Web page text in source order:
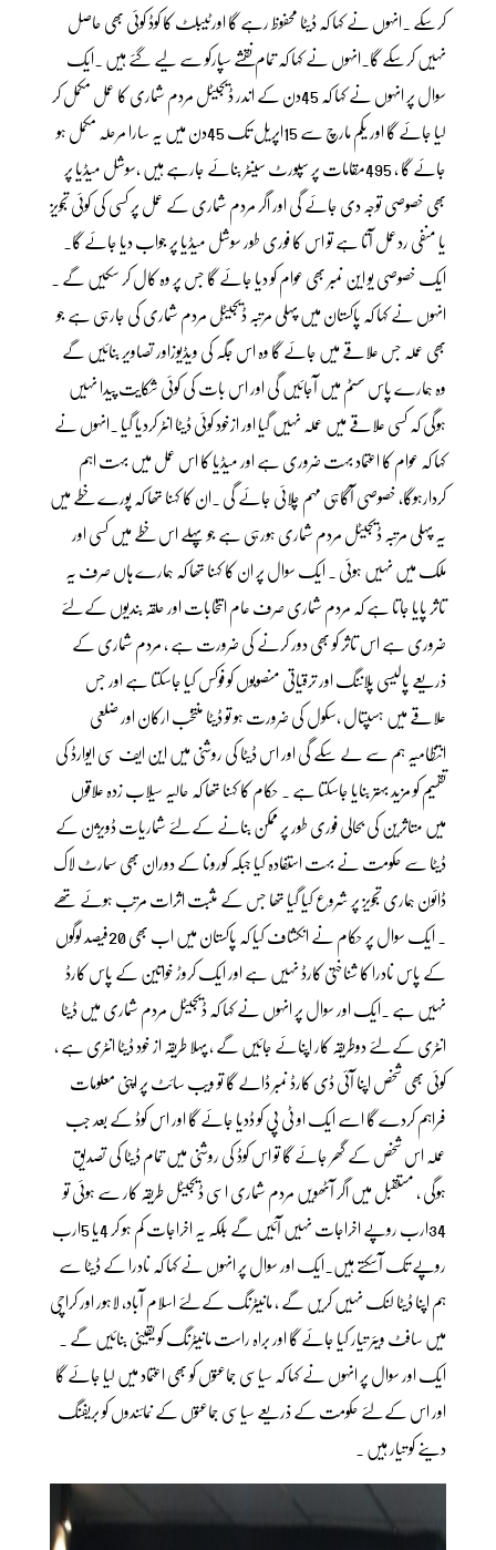
کرسکے ۔انہوں نے کہا کہ ڈیٹا محفوظ رہے گا اورٹیبلٹ کا کوڈ کوئی بھی حاصل
نہیں کرسکے گا۔انہوں نے کہا کہ تمام نقشے سپارکو سے لیے گئے ہیں ۔ایک
سوال پر انہوں نے کہا کہ 45دن کے اندر ڈیجیٹل مردم شماری کا عمل مکمل کر
لیا جائے گا اور یکم مارچ سے 15اپریل تک 45دن میں یہ سارا مرحلہ مکمل ہو
جائے گا ، 495مقامات پر سپورٹ سینٹر بنائے جارہے ہیں ،سوشل میڈیا پر
بھی خصوصی توجہ دی جائے گی اور اگر مردم شماری کے عمل پر کسی کی کوئی تجویز
یا منفی ردعمل آتا ہے تو اس کا فوری طور سوشل میڈیا پر جواب دیا جائے گا۔
ایک خصوصی یو این نمبر بھی عوام کو دیا جائے گا جس پر وہ کال کر سکیں گے ۔
انہوں نے کہا کہ پاکستان میں پہلی مرتبہ ڈیجیٹؒل مردم شماری کی جارہی ہے جو
بھی عملہ جس علاقے میں جائے گا وہ اس جگہ کی ویڈیوزاور تصاویر بنائیں گے
وہ ہمارے پاس سسٹم میں آجائیں گی اور اس بات کی کوئی شکایت پیدا نہیں
ہوگی کہ کسی علاقے میں عملہ نہیں گیا اور ازخود کوئی ڈیٹا انٹر کردیا گیا ۔انہوں نے
کہا کہ عوام کا اعتماد بہت ضروری ہے اور میڈیا کا اس عمل میں بہت اہم
کردارہوگا، خصوصی آگاہی مہم چلائی جائے گی ۔ان کا کہنا تھا کہ پورے خطے میں
یہ پہلی مرتبہ ڈیجیٹل مردم شماری ہورہی ہے جو پہلے اس خطے میں کسی اور
ملک میں نہیں ہوئی ۔ ایک سوال پر ان کا کہنا تھا کہ ہمارے ہاں صرف یہ
تاثر پایا جاتا ہے کہ مردم شماری صرف عام انتخابات اور حلقہ بندیوں کےلئے
ضروری ہے اس تاثر کو بھی دور کرنے کی ضرورت ہے ، مردم شماری کے
ذریعے پالیسی پلاننگ اور ترقیاتی منصوبوں کو فوکس کیا جاسکتا ہے اور جس
علاقے میں ہسپتال ،سکول کی ضرورت ہو تو ڈیٹا منتخب ارکان اور ضلعی
انتظامیہ ہم سے لے سکے گی اور اس ڈیٹا کی روشنی میں این ایف سی ایوارڈ کی
تقسیم کو مزید بہتر بنایا جاسکتا ہے ۔ حکام کا کہنا تھا کہ حالیہ سیلاب زدہ علاقوں
میں متاثرین کی بحالی فوری طور پر ممکن بنانے کےلئے شماریات ڈویژن کے
ڈیٹا سے حکومت نے بہت استفادہ کیا جبکہ کورونا کے دوران بھی سمارٹ لاک
ڈائون ہماری تجویز پر شروع کیا گیا تھا جس کے مثبت اثرات مرتب ہوئے تھے
۔ ایک سوال پر حکام نے انکشاف کیا کہ پاکستان میں اب بھی 20فیصد لوگوں
کے پاس نادرا کا شناختی کارڈ نہیں ہے اور ایک کروڑ خواتین کے پاس کارڈ
نہیں ہے ۔ایک اور سوال پر انہوں نے کہا کہ ڈیجیٹل مردم شماری میں ڈیٹا
انٹری کےلئے دوطریقہ کار اپنائے جائیں گے ، پہلا طریقہ از خود ڈیٹا انٹری ہے ،
کوئی بھی شخص اپنا آئی ڈی کارڈ نمبر ڈالے گا تو ویب سائٹ پر اپنی معلومات
فراہم کردے گا اسے ایک او ٹی پی کو ڈدیا جائے گا اور اس کوڈ کے بعد جب
عملہ اس شخص کے گھر جائے گا تو اس کوڈ کی روشنی میں تمام ڈیٹا کی تصدیق
ہوگی ، مستقبل میں اگر آٹھویں مردم شماری اسی ڈیجیٹل طریقہ کار سے ہوئی تو
34ارب روپے اخراجات نہیں آئیں گے بلکہ یہ اخراجات کم ہو کر 4یا 5ارب
روپے تک آسکتے ہیں۔ایک اور سوال پر انہوں نے کہا کہ نادرا کے ڈیٹا سے
ہم اپنا ڈیٹا لنک نہیں کریں گے ، مانیٹرنگ کےلئے اسلام آباد، لاہور اور کراچی
میں سافٹ ویئر تیار کیا جائے گا اور براہ راست مانیٹرنگ کو یقینی بنائیں گے ۔
ایک اور سوال پر انہوں نے کہا کہ سیاسی جماعتوں کو بھی اعتماد میں لیا جائے گا
اور اس کےلئے حکومت کے ذریعے سیاسی جماعتوں کے نمائندوں کو بریفنگ
دینے کو تیار ہیں ۔